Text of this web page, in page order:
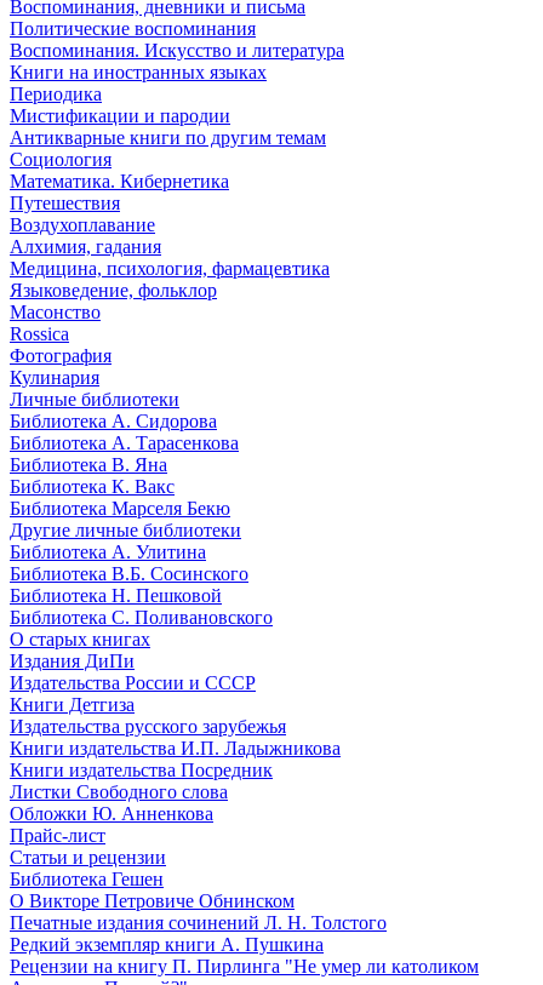
Воспоминания, дневники и письма
Политические воспоминания
Воспоминания. Искусство и литература
Книги на иностранных языках
Периодика
Мистификации и пародии
Антикварные книги по другим темам
Социология
Математика. Кибернетика
Путешествия
Воздухоплавание
Алхимия, гадания
Медицина, психология, фармацевтика
Языковедение, фольклор
Масонство
Rossica
Фотография
Кулинария
Личные библиотеки
Библиотека А. Сидорова
Библиотека А. Тарасенкова
Библиотека В. Яна
Библиотека К. Вакс
Библиотека Марселя Бекю
Другие личные библиотеки
Библиотека А. Улитина
Библиотека В.Б. Сосинского
Библиотека Н. Пешковой
Библиотека С. Поливановского
О старых книгах
Издания ДиПи
Издательства России и СССР
Книги Детгиза
Издательства русского зарубежья
Книги издательства И.П. Ладыжникова
Книги издательства Посредник
Листки Свободного слова
Обложки Ю. Анненкова
Прайс-лист
Статьи и рецензии
Библиотека Гешен
О Викторе Петровиче Обнинском
Печатные издания сочинений Л. Н. Толстого
Редкий экземпляр книги А. Пушкина
Рецензии на книгу П. Пирлинга "Не умер ли католиком